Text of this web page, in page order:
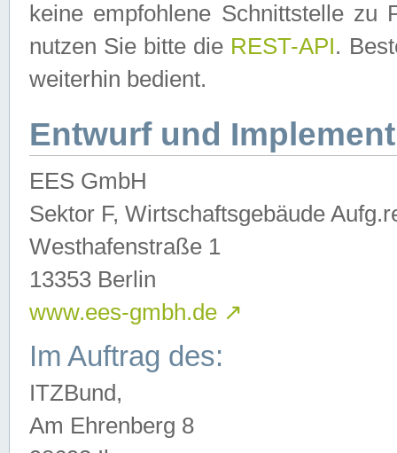
keine empfohlene Schnittstelle zu
nutzen Sie bitte die REST-API.
weiterhin bedient.
Entwurf und
EES GmbH
Sektor F, Wirtschaftsgebäude
Westhafenstraße 1
13353 Berlin
www.ees-gmbh.de ↗
Im Auftrag des:
ITZBund,
Am Ehrenberg 8